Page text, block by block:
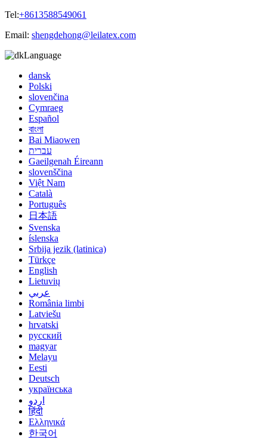
Tel:+8613588549061
Email: shengdehong@leilatex.com
Language
dansk
Polski
slovenčina
Cymraeg
Español
বাংলা
Bai Miaowen
עברית
Gaeilgenah Éireann
slovenščina
Việt Nam
Català
Português
日本語
Svenska
íslenska
Srbija jezik (latinica)
Türkçe
English
Lietuvių
عربي
România limbi
Latviešu
hrvatski
русский
magyar
Melayu
Eesti
Deutsch
українська
اردو
हिंदी
Ελληνικά
한국어